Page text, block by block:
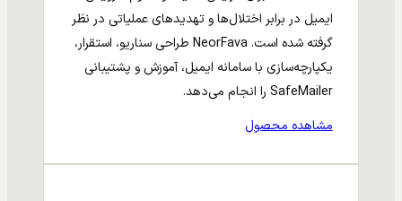
ایمیل در برابر اختلال‌ها و تهدیدهای عملیاتی در نظر
گرفته شده است. NeorFava طراحی سناریو، استقرار،
یکپارچه‌سازی با سامانه ایمیل، آموزش و پشتیبانی
SafeMailer را انجام می‌دهد.
مشاهده محصول